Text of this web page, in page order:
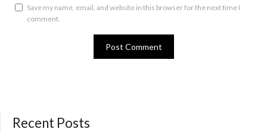
Save my name, email, and website in this browser for the next time I
comment.
Recent Posts